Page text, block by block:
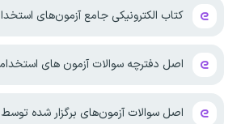
کتاب الکترونیکی جامع آزمون‌های
اصل دفترچه سوالات آزمون های
اصل سوالات آزمون‌های برگزار شده توسط